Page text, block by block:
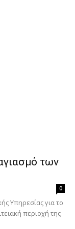
των
0
Υπηρεσίας για το
περιοχή της